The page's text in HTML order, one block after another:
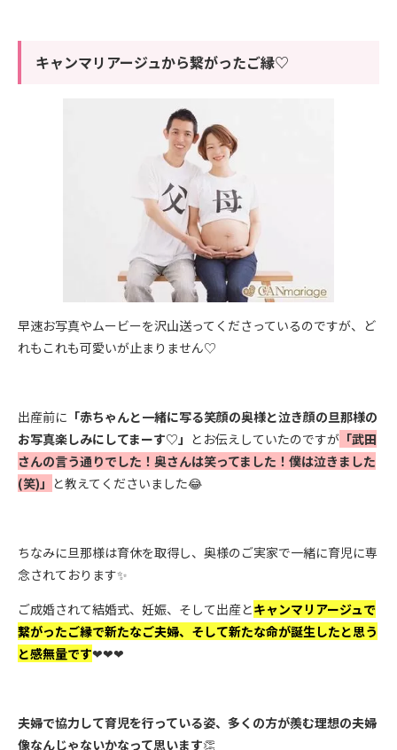
キャンマリアージュから繋がったご縁♡
早速お写真やムービーを沢山送ってくださっているのですが、ど
れもこれも可愛いが止まりません♡
出産前に 「赤ちゃんと一緒に写る笑顔の奥様と泣き顔の旦那様の
お写真楽しみにしてまーす♡」 とお伝えしていたのですが 「武田
さんの言う通りでした！奥さんは笑ってました！僕は泣きました
(笑)」 と教えてくださいました😂
ちなみに旦那様は育休を取得し、奥様のご実家で一緒に育児に専
念されております✨
ご成婚されて結婚式、妊娠、そして出産とキャンマリアージュで
繋がったご縁で新たなご夫婦、そして新たな命が誕生したと思う
と感無量です❤❤❤
夫婦で協力して育児を行っている姿、多くの方が羨む理想の夫婦
像なんじゃないかなって思います👏